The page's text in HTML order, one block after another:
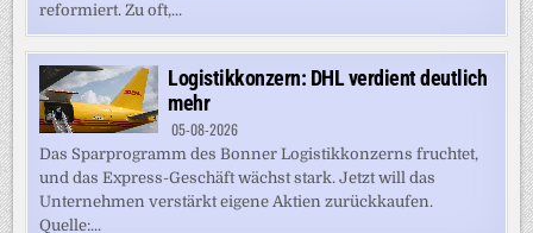
reformiert. Zu oft,...
Logistikkonzern: DHL verdient deutlich
mehr
05-08-2026
Das Sparprogramm des Bonner Logistikkonzerns fruchtet,
und das Express-Geschäft wächst stark. Jetzt will das
Unternehmen verstärkt eigene Aktien zurückkaufen.
Quelle:...